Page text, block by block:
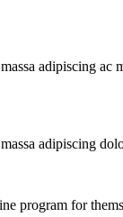
adipiscing ac
adipiscing
program for